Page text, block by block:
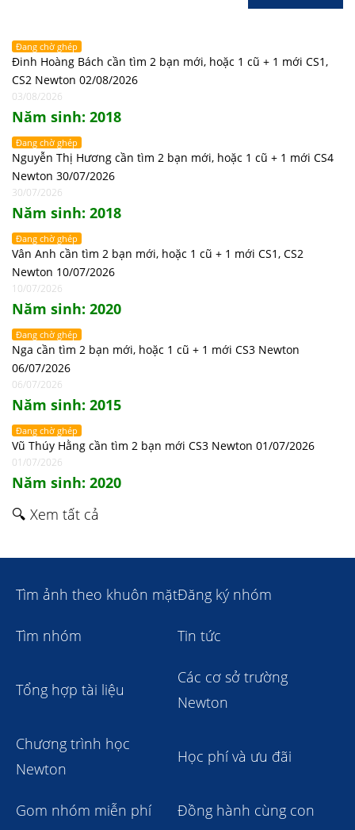
Đang chờ ghép
Đinh Hoàng Bách cần tìm 2 bạn mới, hoặc 1 cũ + 1 mới CS1,
CS2 Newton 02/08/2026
03/08/2026
Năm sinh: 2018
Đang chờ ghép
Nguyễn Thị Hương cần tìm 2 bạn mới, hoặc 1 cũ + 1 mới CS4
Newton 30/07/2026
30/07/2026
Năm sinh: 2018
Đang chờ ghép
Vân Anh cần tìm 2 bạn mới, hoặc 1 cũ + 1 mới CS1, CS2
Newton 10/07/2026
10/07/2026
Năm sinh: 2020
Đang chờ ghép
Nga cần tìm 2 bạn mới, hoặc 1 cũ + 1 mới CS3 Newton
06/07/2026
06/07/2026
Năm sinh: 2015
Đang chờ ghép
Vũ Thúy Hằng cần tìm 2 bạn mới CS3 Newton 01/07/2026
01/07/2026
Năm sinh: 2020
🔍 Xem tất cả
Tìm ảnh theo khuôn mặtĐăng ký nhóm
Tìm nhóm Tin tức
Tổng hợp tài liệu
Các cơ sở trường
Newton
Chương trình học
Newton
Học phí và ưu đãi
Gom nhóm miễn phí Đồng hành cùng con